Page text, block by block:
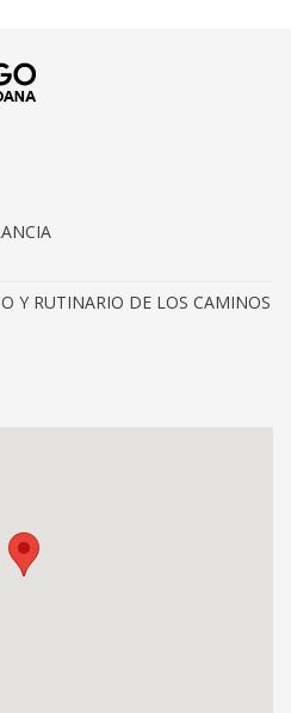
Y RUTINARIO DE LOS CAMINOS